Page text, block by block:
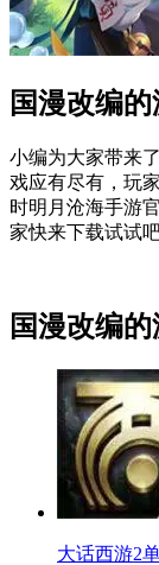
国漫改编
小编为大家带来
戏应有尽有，玩
时明月沧海手游
家快来下载试试吧
国漫改编
大话西游2